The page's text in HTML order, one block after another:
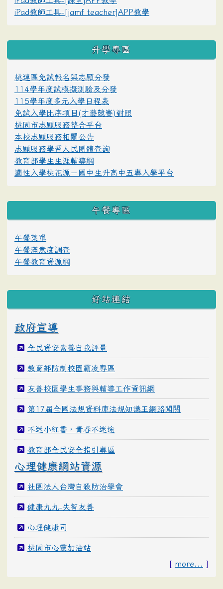
iPad教師工具-[jamf teacher]APP教學
升學專區
桃連區免試報名與志願分發
114學年度試模擬測驗及分發
115學年度多元入學日程表
免試入學比序項目(才藝競賽)對照
桃園市志願服務整合平台
本校志願服務相關公告
志願服務學習人民團體查詢
教育部學生生涯輔導網
適性入學桃花源－國中生升高中五專入學平台
午餐專區
午餐菜單
午餐滿意度調查
午餐教育資源網
好站連結
政府宣導
全民資安素養自我評量
教育部防制校園霸凌專區
友善校園學生事務與輔導工作資訊網
第17屆全國法規資料庫法規知識王網路闖關
不迷小紅書，青春不迷途
教育部全民安全指引專區
心理健康網站資源
社團法人台灣自殺防治學會
健康九九-失智友善
心理健康司
桃園市心靈加油站
[ more... ]